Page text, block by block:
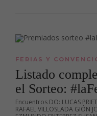
FERIAS Y
Listado
el Sorteo:
Encuentros DO: LUCAS
RAFAEL VILLOSLADA GIÓN